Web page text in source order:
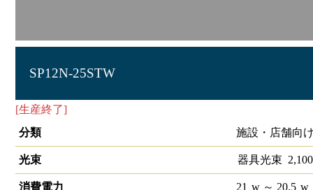
SP12N-25STW
[生産終了]
分類
施設・店舗向
光束 器具光束 2,100
消費電力 21 w～ 20.5 w